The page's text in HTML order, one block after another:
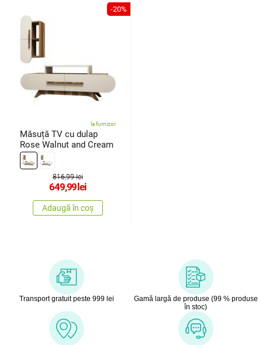
-20%
la furnizor
Măsuță TV cu dulap
Rose Walnut and Cream
816,99 lei
649,99lei
Adaugă în coș
Transport gratuit peste 999 lei
Gamă largă de produse (99 % produse
în stoc)